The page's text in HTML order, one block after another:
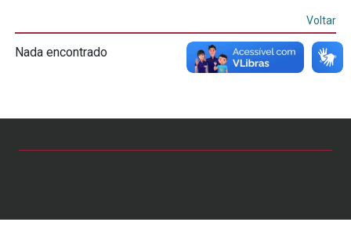
Voltar
Nada encontrado